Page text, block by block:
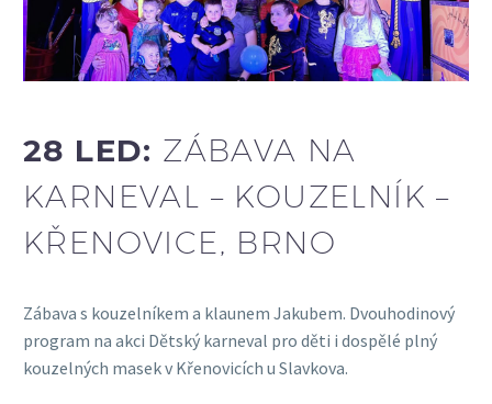
28 LED: ZÁBAVA NA
KARNEVAL – KOUZELNÍK –
KŘENOVICE, BRNO
Zábava s kouzelníkem a klaunem Jakubem. Dvouhodinový
program na akci Dětský karneval pro děti i dospělé plný
kouzelných masek v Křenovicích u Slavkova.